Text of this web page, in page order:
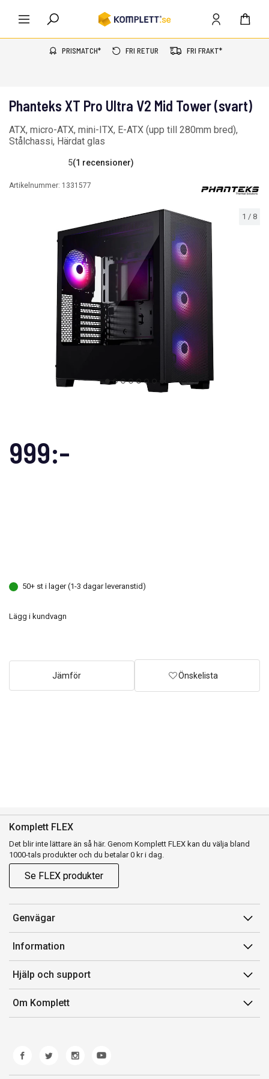
PRISMATCH* FRI RETUR FRI FRAKT*
1 / 8
Phanteks XT Pro Ultra V2 Mid Tower (svart)
ATX, micro-ATX, mini-ITX, E-ATX (upp till 280mm bred),
Stålchassi, Härdat glas
5(1 recensioner)
Artikelnummer: 1331577
999:-
50+ st i lager (1-3 dagar leveranstid)
Lägg i kundvagn
Jämför Önskelista
Komplett FLEX
Det blir inte lättare än så här. Genom Komplett FLEX kan du välja bland
1000-tals produkter och du betalar 0 kr i dag.
Se FLEX produkter
Genvägar
Konto
Orderhistorik
Presentkort
Komplett Club
Information
Försäljningsvillkor
Medlemsvillkor for Komplett Club
Lediga tjänster
Hjälp och support
Kontakta oss
Kundservice
Produkthjälp och retur
Felsökning och guider
Om Komplett